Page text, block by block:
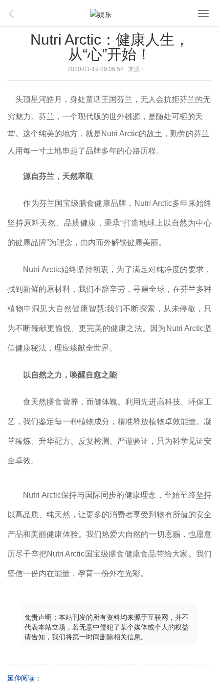
o
a
n
Nutri Arctic：健康人生，
从“心”开始！
2020-01-19 09:06:58 来源：
头顶星河皓月，身处童话王国芬兰，无人会抗拒芬兰的无
穷魅力。芬兰，一个现代版的世外桃源，是随处可栖的天
堂。这个纯美的地方，就是Nutri Arctic的故土，勤劳的芬兰
人用每一寸土地串起了品牌多年的心路历程。
源自芬兰，天然萃取
作为芬兰国宝级膳食健康品牌，Nutri Arctic多年来始终
坚持原料天然、品质健康，秉承“打造地球上以自然为中心
的健康品牌”为理念，由内而外解锁健康美丽。
Nutri Arctic始终坚持初衷，为了满足对纯净度的要求，
找到新鲜的原材料，我们不辞辛劳，寻遍全球，在芬兰多种
植物中洞见大自然健康智慧;我们不断探索，从未停歇，只
为不断臻献更愉悦、更完美的健康之法。因为Nutri Arctic坚
信健康秘法，理应臻献全世界。
以自然之力，唤醒自愈之能
食天然膳食营养，而健体魄。利用先进高科技、环保工
艺，我们鉴定每一种植物成分，精准释放植物卓效能量。凝
萃臻炼、升华配方、反复检测、严谨验证，只为科学见证安
全卓效。
Nutri Arctic保持与国际同步的健康理念，至始至终坚持
以高品质、纯天然，让更多的消费者享受到物有所值的安全
产品和美丽健康体验。我们热爱大自然的一切恩赐，也愿意
历尽千辛把Nutri Arctic国宝级膳食健康食品带给大家。我们
坚信一份内在能量，孕育一份外在光彩。
免责声明：本站刊发的所有资料均来源于互联网，并不
代表本站立场，若无意中侵犯了某个媒体或个人的权益
请告知，我们将第一时间删除相关信息。
延伸阅读：